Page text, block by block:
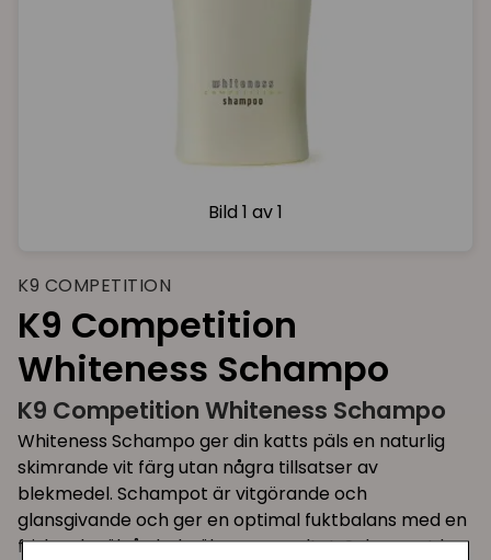
Bild 1 av 1
K9 COMPETITION
K9 Competition
Whiteness Schampo
K9 Competition Whiteness Schampo
Whiteness Schampo ger din katts päls en naturlig
skimrande vit färg utan några tillsatser av
blekmedel. Schampot är vitgörande och
glansgivande och ger en optimal fuktbalans med en
frisk och välvårdad päls som resultat. Schampot har